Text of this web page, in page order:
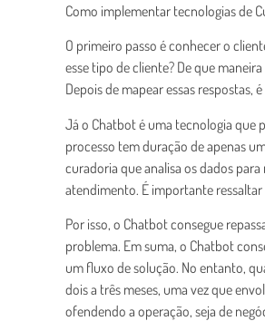
Como implementar tecnologias de
O primeiro passo é conhecer o
esse tipo de cliente? De que
Depois de mapear essas respostas,
Já o Chatbot é uma tecnologia que
processo tem duração de apenas
curadoria que analisa os dados
atendimento. É importante
Por isso, o Chatbot consegue
problema. Em suma, o Chatbot
um fluxo de solução. No entanto,
dois a três meses, uma vez que
ofendendo a operação, seja de